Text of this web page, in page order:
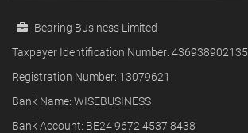
Bearing Business Limited
Taxpayer Identification Number: 436938902135
Registration Number: 13079621
Bank Name: WISEBUSINESS
Bank Account: BE24 9672 4537 8438